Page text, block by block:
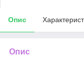
Опис
Опис